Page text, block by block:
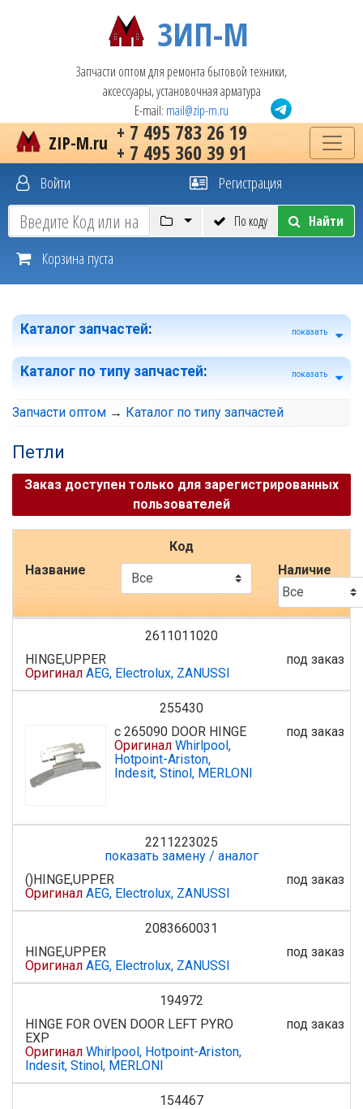
ЗИП-М
Запчасти оптом для ремонта бытовой техники,
аксессуары, установочная арматура
E-mail: mail@zip-m.ru
+ 7 495 783 26 19
+ 7 495 360 39 91
ZIP-M.ru
Войти Регистрация
По коду Найти
Корзина пуста
Каталог запчастей: показать
Каталог по типу запчастей: показать
Запчасти оптом → Каталог по типу запчастей
Петли
Заказ доступен только для зарегистрированных
пользователей
Код
Название
Наличие
2611011020
HINGE,UPPER
Оригинал AEG, Electrolux, ZANUSSI
под заказ
255430
с 265090 DOOR HINGE
Оригинал Whirlpool,
Hotpoint-Ariston,
Indesit, Stinol, MERLONI
под заказ
2211223025
показать замену / аналог
()HINGE,UPPER
Оригинал AEG, Electrolux, ZANUSSI
под заказ
2083660031
HINGE,UPPER
Оригинал AEG, Electrolux, ZANUSSI
под заказ
194972
HINGE FOR OVEN DOOR LEFT PYRO
EXP
Оригинал Whirlpool, Hotpoint-Ariston,
Indesit, Stinol, MERLONI
под заказ
154467